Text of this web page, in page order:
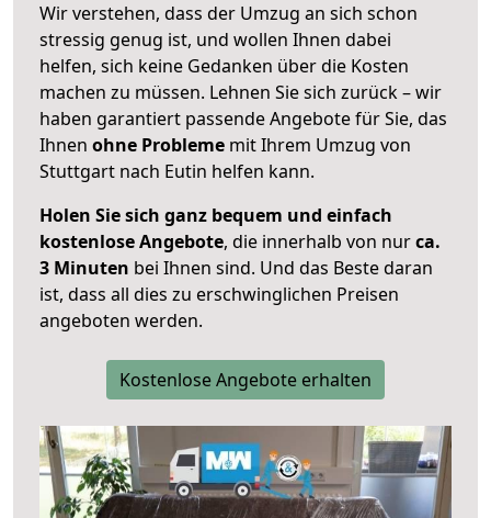
Wir verstehen, dass der Umzug an sich schon
stressig genug ist, und wollen Ihnen dabei
helfen, sich keine Gedanken über die Kosten
machen zu müssen. Lehnen Sie sich zurück – wir
haben garantiert passende Angebote für Sie, das
Ihnen ohne Probleme mit Ihrem Umzug von
Stuttgart nach Eutin helfen kann.
Holen Sie sich ganz bequem und einfach
kostenlose Angebote, die innerhalb von nurca.
3 Minuten bei Ihnen sind. Und das Beste daran
ist, dass all dies zu erschwinglichen Preisen
angeboten werden.
Kostenlose Angebote erhalten